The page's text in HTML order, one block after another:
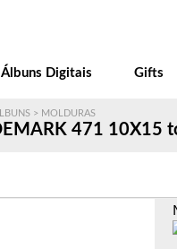
Álbuns Digitais Gifts
> MOLDURAS
471 10X15